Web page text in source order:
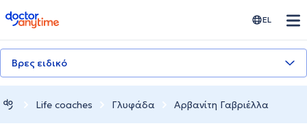
doctoranytime EL
Βρες ειδικό
Life coaches Γλυφάδα Αρβανίτη Γαβριέλλα